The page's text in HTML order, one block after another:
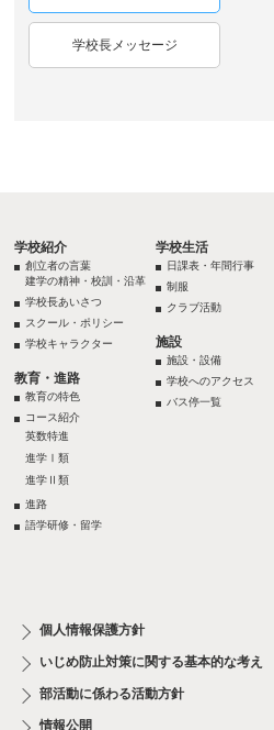
学校長メッセージ
学校紹介
創立者の言葉
建学の精神・校訓・沿革
学校長あいさつ
スクール・ポリシー
学校キャラクター
教育・進路
教育の特色
コース紹介
英数特進
進学Ⅰ類
進学Ⅱ類
進路
語学研修・留学
学校生活
日課表・年間行事
制服
クラブ活動
施設
施設・設備
学校へのアクセス
バス停一覧
個人情報保護方針
いじめ防止対策に関する基本的な考え
部活動に係わる活動方針
情報公開